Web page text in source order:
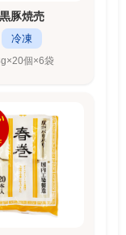
黒豚焼売
冷凍
個×6袋